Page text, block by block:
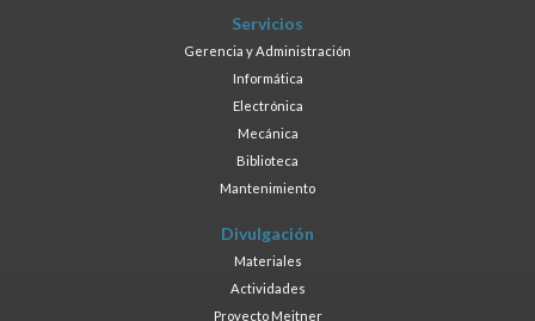
Servicios
Gerencia y Administración
Informática
Electrónica
Mecánica
Biblioteca
Mantenimiento
Divulgación
Materiales
Actividades
Proyecto Meitner